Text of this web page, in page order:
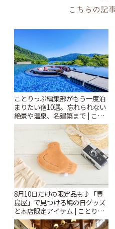
こちらの記
ことりっぷ編集部がもう一度泊
まりたい宿10選。忘れられない
絶景や温泉、名建築まで | こと
りっぷ
8月10日だけの限定品も♪「豊
島屋」で見つける鳩の日グッズ
と本店限定アイテム | ことりっ
ぷ